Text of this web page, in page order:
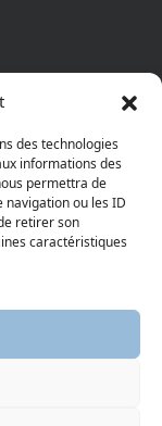
des technologies
informations des
permettra de
ou les ID
retirer son
caractéristiques
cookies